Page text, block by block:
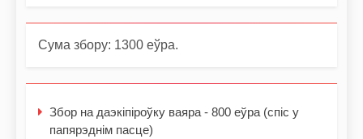
Сума збору: 1300 еўра.
Збор на даэкіпіроўку ваяра - 800 еўра (спіс у
папярэднім пасце)